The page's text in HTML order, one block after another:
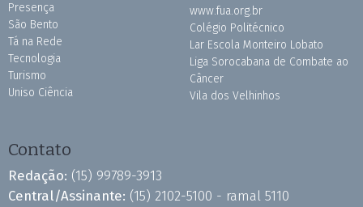
Presença
São Bento
Tá na Rede
Tecnologia
Turismo
Uniso Ciência
www.fua.org.br
Colégio Politécnico
Lar Escola Monteiro Lobato
Liga Sorocabana de Combate ao
Câncer
Vila dos Velhinhos
Contato
Redação: (15) 99789-3913
Central/Assinante: (15) 2102-5100 - ramal 5110